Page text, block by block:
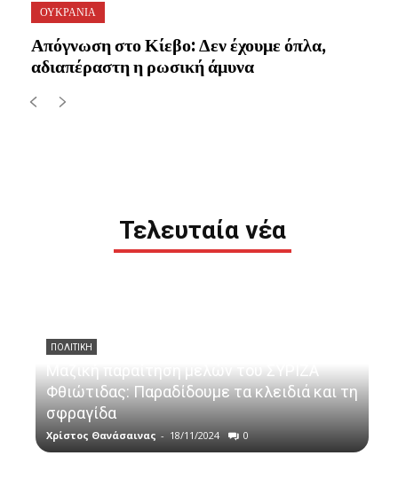
ΟΥΚΡΑΝΙΑ
Απόγνωση στο Κίεβο: Δεν έχουμε όπλα,
αδιαπέραστη η ρωσική άμυνα
Τελευταία νέα
ΠΟΛΙΤΙΚΗ
Μαζική παραίτηση μελών του ΣΥΡΙΖΑ
Φθιώτιδας: Παραδίδουμε τα κλειδιά και τη
σφραγίδα
Χρίστος Θανάσαινας - 18/11/2024 0